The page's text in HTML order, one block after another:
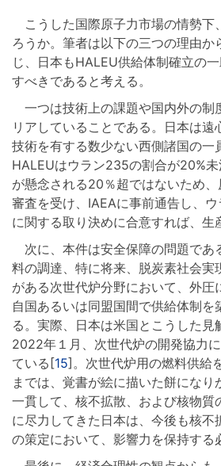
こうした国際原子力市場の情勢下
ろうか。筆者は以下の三つの理由か
じ、日本もHALEU供給体制確立の
すべきであると考える。
一つは技術上の課題や国内外の制
リアしていることである。日本は遠
技術を有する数少ない西側諸国の一
HALEUはウラン235の割合が20%
が懸念される20％超ではないため
審査を受け、IAEAに事前通告し、
に関する取り決めに合意すれば、生
次に、本件は安全保障の問題であ
料の調達、特に将来、脱炭素社会実
がある次世代炉分野において、外圧
自国あるいは同盟国間で供給体制を
る。実際、日本は米国とこうした見
2022年１月、次世代炉の開発協力
ている[15]。次世代炉用の燃料供給
までは、覚書が絵に描いた餅になり
一貫して、核不拡散、および核物質
に尽力してきた日本は、今後も核不
の策定において、影響力を保持する